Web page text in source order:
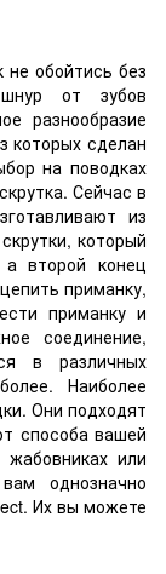
обойтись без
от зубов
разнообразие
которых сделан
на поводках
Сейчас в
из
который
второй конец
приманку,
приманку и
соединение,
в различных
Наиболее
Они подходят
способа вашей
или
однозначно
Их вы можете